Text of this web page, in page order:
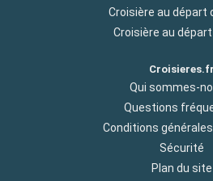
Croisière au départ
Croisière au
Croisieres.fr
Qui sommes-
Questions
Conditions
Sécurité
Plan du site